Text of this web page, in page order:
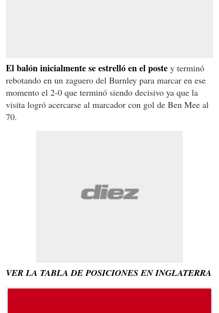
El balón inicialmente se estrelló en el poste y terminó
rebotando en un zaguero del Burnley para marcar en ese
momento el 2-0 que terminó siendo decisivo ya que la
visita logró acercarse al marcador con gol de Ben Mee al
70.
VER LA TABLA DE POSICIONES EN INGLATERRA